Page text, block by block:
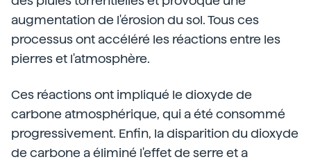
augmentation de l'érosion du sol. Tous ces
processus ont accéléré les réactions entre les
pierres et l'atmosphère.
Ces réactions ont impliqué le dioxyde de
carbone atmosphérique, qui a été consommé
progressivement. Enfin, la disparition du dioxyde
de carbone a éliminé l'effet de serre et a